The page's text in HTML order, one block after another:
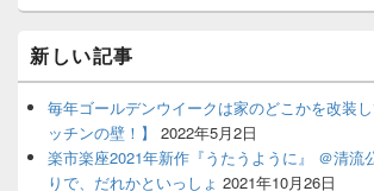
新しい記事
毎年ゴールデンウイークは家のどこかを改装
ッチンの壁！】
2022年5月2日
楽市楽座2021年新作『うたうように』 ＠清流
りで、だれかといっしょ 2021年10月26日